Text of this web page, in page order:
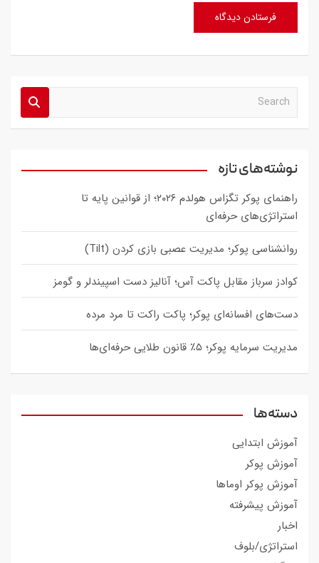
a
c
نوشته‌های تازه
راهنمای پوکر تگزاس هولدم ۲۰۲۶؛ از قوانین پایه تا
استراتژی‌های حرفه‌ای
روانشناسی پوکر؛ مدیریت عصبی بازی کردن (Tilt)
کوادز سرباز مقابل پاکت آس؛ آنالیز دست اسپیندلر و گومز
دست‌های افسانه‌ای پوکر؛ پاکت راکت تا مرد مرده
مدیریت سرمایه پوکر؛ ۵٪ قانون طلایی حرفه‌ای‌ها
دسته‌ها
آموزش ابتدایی
آموزش پوکر
آموزش پوکر اوماها
آموزش پیشرفته
اخبار
استراتژی/بلوف